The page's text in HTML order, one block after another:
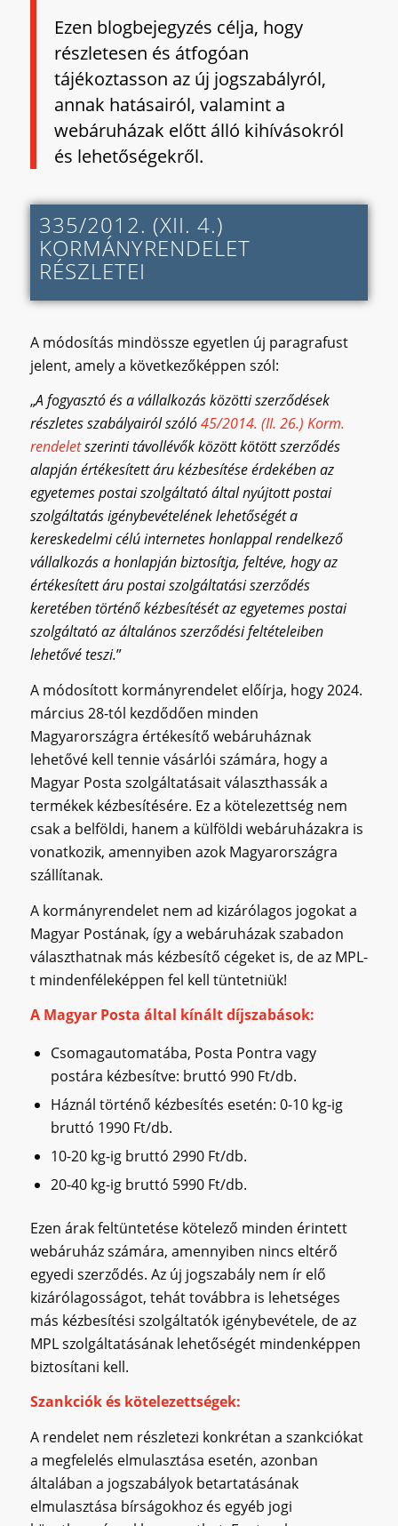
Ezen blogbejegyzés célja, hogy
részletesen és átfogóan
tájékoztasson az új jogszabályról,
annak hatásairól, valamint a
webáruházak előtt álló kihívásokról
és lehetőségekről.
335/2012. (XII. 4.)
KORMÁNYRENDELET
RÉSZLETEI
A módosítás mindössze egyetlen új paragrafust
jelent, amely a következőképpen szól:
„A fogyasztó és a vállalkozás közötti szerződések
részletes szabályairól szóló45/2014. (II. 26.) Korm.
rendeletszerinti távollévők között kötött szerződés
alapján értékesített áru kézbesítése érdekében az
egyetemes postai szolgáltató által nyújtott postai
szolgáltatás igénybevételének lehetőségét a
kereskedelmi célú internetes honlappal rendelkező
vállalkozás a honlapján biztosítja, feltéve, hogy az
értékesített áru postai szolgáltatási szerződés
keretében történő kézbesítését az egyetemes postai
szolgáltató az általános szerződési feltételeiben
lehetővé teszi.”
A módosított kormányrendelet előírja, hogy 2024.
március 28-tól kezdődően minden
Magyarországra értékesítő webáruháznak
lehetővé kell tennie vásárlói számára, hogy a
Magyar Posta szolgáltatásait választhassák a
termékek kézbesítésére. Ez a kötelezettség nem
csak a belföldi, hanem a külföldi webáruházakra is
vonatkozik, amennyiben azok Magyarországra
szállítanak.
A kormányrendelet nem ad kizárólagos jogokat a
Magyar Postának, így a webáruházak szabadon
választhatnak más kézbesítő cégeket is, de az MPL-
t mindenféleképpen fel kell tüntetniük!
A Magyar Posta által kínált díjszabások:
Csomagautomatába, Posta Pontra vagy
postára kézbesítve: bruttó 990 Ft/db.
Háznál történő kézbesítés esetén: 0-10 kg-ig
bruttó 1990 Ft/db.
10-20 kg-ig bruttó 2990 Ft/db.
20-40 kg-ig bruttó 5990 Ft/db.
Ezen árak feltüntetése kötelező minden érintett
webáruház számára, amennyiben nincs eltérő
egyedi szerződés. Az új jogszabály nem ír elő
kizárólagosságot, tehát továbbra is lehetséges
más kézbesítési szolgáltatók igénybevétele, de az
MPL szolgáltatásának lehetőségét mindenképpen
biztosítani kell.
Szankciók és kötelezettségek:
A rendelet nem részletezi konkrétan a szankciókat
a megfelelés elmulasztása esetén, azonban
általában a jogszabályok betartatásának
elmulasztása bírságokhoz és egyéb jogi